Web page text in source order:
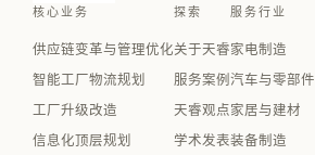
核心业务
供应链变革与管理优化
智能工厂物流规划
工厂升级改造
信息化顶层规划
探索
关于天睿
服务案例
天睿观点
学术发表
服务行业
家电制造
汽车与零部件
家居与建材
装备制造